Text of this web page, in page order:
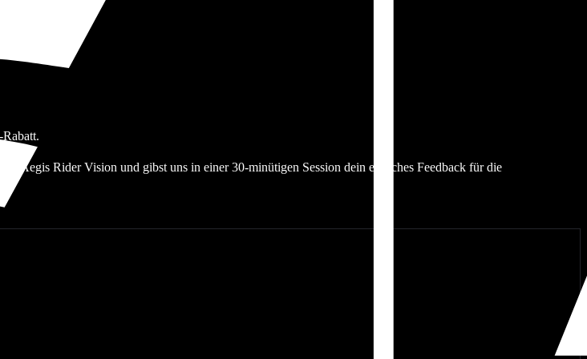
Aegis Rider Vision und gibst uns in einer 30-minütigen Session dein ehrliches Feedback für die